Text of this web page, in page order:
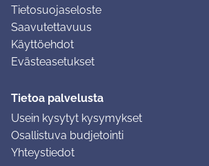
Tietosuojaseloste
Saavutettavuus
Käyttöehdot
Evästeasetukset
Tietoa palvelusta
Usein kysytyt kysymykset
Osallistuva budjetointi
Yhteystiedot